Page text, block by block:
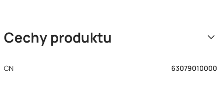
Cechy produktu
CN 63079010000